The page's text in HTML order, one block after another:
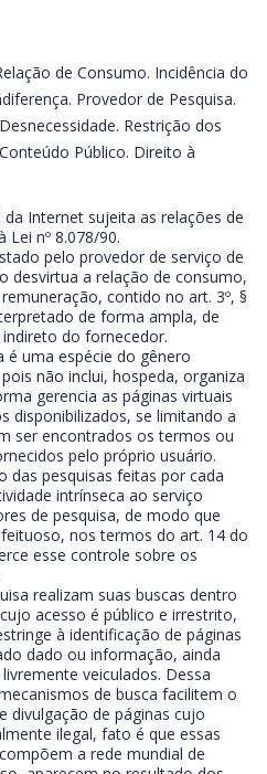
de Consumo. Incidência do
Provedor de Pesquisa.
Restrição dos
Público. Direito à
Internet sujeita as relações de
Lei nº 8.078/90.
pelo provedor de serviço de
desvirtua a relação de consumo,
contido no art. 3º, §
de forma ampla, de
do fornecedor.
é uma espécie do gênero
não inclui, hospeda, organiza
gerencia as páginas virtuais
disponibilizados, se limitando a
ser encontrados os termos ou
pelo próprio usuário.
das pesquisas feitas por cada
intrínseca ao serviço
de pesquisa, de modo que
nos termos do art. 14 do
esse controle sobre os
realizam suas buscas dentro
acesso é público e irrestrito,
à identificação de páginas
dado ou informação, ainda
veiculados. Dessa
de busca facilitem o
divulgação de páginas cujo
ilegal, fato é que essas
a rede mundial de